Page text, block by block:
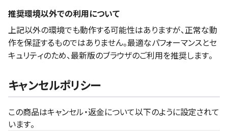
推奨環境以外での利用について
上記以外の環境でも動作する可能性はありますが、正常な動
作を保証するものではありません。最適なパフォーマンスとセ
キュリティのため、最新版のブラウザのご利用を推奨します。
キャンセルポリシー
この商品はキャンセル・返金について以下のように設定されて
います。